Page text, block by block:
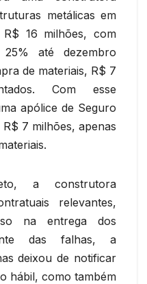
metálicas em
16 milhões, com
até dezembro
de materiais, R$ 7
Com esse
apólice de Seguro
7 milhões, apenas
a construtora
relevantes,
na entrega dos
das falhas, a
deixou de notificar
hábil, como também